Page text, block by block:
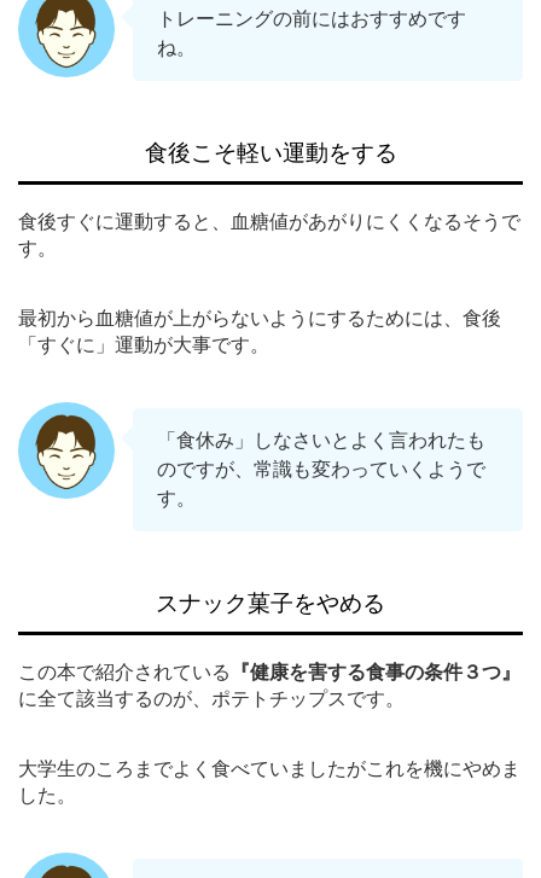
トレーニングの前にはおすすめです
ね。
食後こそ軽い運動をする
食後すぐに運動すると、血糖値があがりにくくなるそうで
す。
最初から血糖値が上がらないようにするためには、食後
「すぐに」運動が大事です。
「食休み」しなさいとよく言われたも
のですが、常識も変わっていくようで
す。
スナック菓子をやめる
この本で紹介されている
『健康を害する食事の条件３つ』
に全て該当するのが、ポテトチップスです。
大学生のころまでよく食べていましたがこれを機にやめま
した。